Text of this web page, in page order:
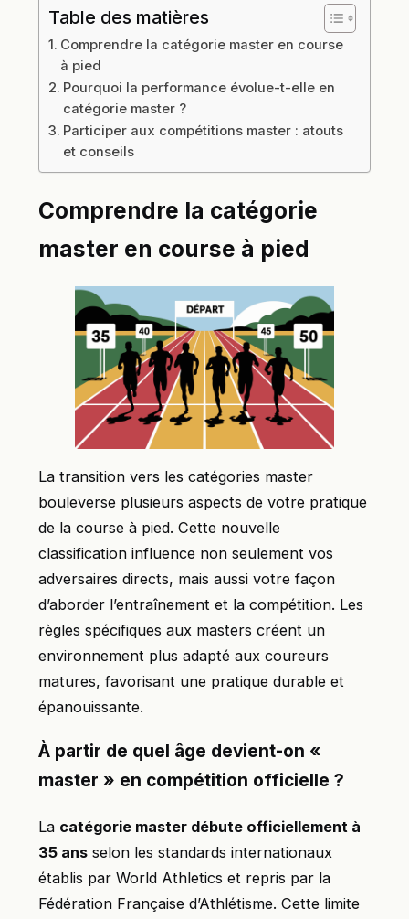
Table des matières
Comprendre la catégorie master en course
à pied
Pourquoi la performance évolue-t-elle en
catégorie master ?
Participer aux compétitions master : atouts
et conseils
Comprendre la catégorie
master en course à pied
La transition vers les catégories master
bouleverse plusieurs aspects de votre pratique
de la course à pied. Cette nouvelle
classification influence non seulement vos
adversaires directs, mais aussi votre façon
d’aborder l’entraînement et la compétition. Les
règles spécifiques aux masters créent un
environnement plus adapté aux coureurs
matures, favorisant une pratique durable et
épanouissante.
À partir de quel âge devient-on «
master » en compétition officielle ?
La catégorie master débute officiellement à
35 ans selon les standards internationaux
établis par World Athletics et repris par la
Fédération Française d’Athlétisme. Cette limite